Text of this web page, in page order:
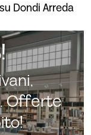
Dondi Arreda
Offerte